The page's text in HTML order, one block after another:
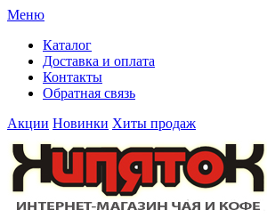
Меню
Каталог
Доставка и оплата
Контакты
Обратная связь
Акции Новинки Хиты продаж